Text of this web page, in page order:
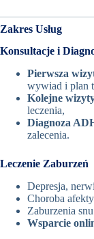
Zakres Usług
Konsultacje i
Pierwsza
wywiad i plan
Kolejne
leczenia,
Diagnoza
zalecenia.
Leczenie Zaburzeń
Depresja,
Choroba
Zaburzenia
Wsparcie